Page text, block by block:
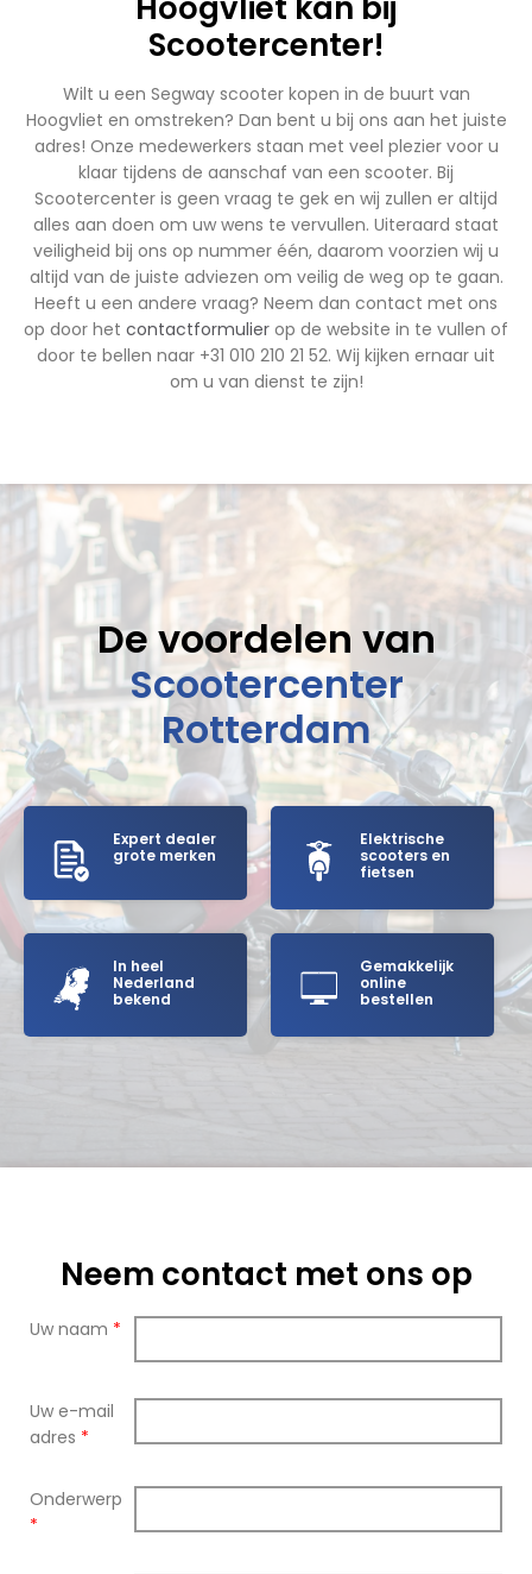
Scootercenter!
Wilt u een Segway scooter kopen in de buurt van
Hoogvliet en omstreken? Dan bent u bij ons aan het juiste
adres! Onze medewerkers staan met veel plezier voor u
klaar tijdens de aanschaf van een scooter. Bij
Scootercenter is geen vraag te gek en wij zullen er altijd
alles aan doen om uw wens te vervullen. Uiteraard staat
veiligheid bij ons op nummer één, daarom voorzien wij u
altijd van de juiste adviezen om veilig de weg op te gaan.
Heeft u een andere vraag? Neem dan contact met ons
op door het contactformulier op de website in te vullen of
door te bellen naar +31 010 210 21 52. Wij kijken ernaar uit
om u van dienst te zijn!
De voordelen van
Scootercenter
Rotterdam
Expert dealer
grote merken
Elektrische
scooters en
fietsen
In heel
Nederland
bekend
Gemakkelijk
online
bestellen
Neem contact met ons op
Uw naam *
Uw e-mail
adres *
Onderwerp
*